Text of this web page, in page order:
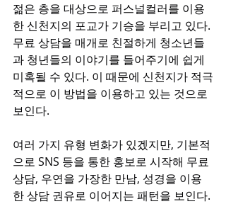
젊은 층을 대상으로 퍼스널컬러를 이용
한 신천지의 포교가 기승을 부리고 있다.
무료 상담을 매개로 친절하게 청소년들
과 청년들의 이야기를 들어주기에 쉽게
미혹될 수 있다. 이 때문에 신천지가 적극
적으로 이 방법을 이용하고 있는 것으로
보인다.
여러 가지 유형 변화가 있겠지만, 기본적
으로 SNS 등을 통한 홍보로 시작해 무료
상담, 우연을 가장한 만남, 성경을 이용
한 상담 권유로 이어지는 패턴을 보인다.